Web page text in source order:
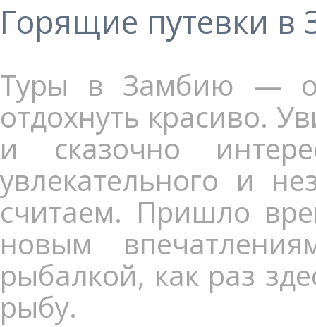
Горящие путевки
Туры в Замбию —
отдохнуть красиво.
и сказочно
увлекательного и
считаем. Пришло
новым
рыбалкой, как раз
рыбу.